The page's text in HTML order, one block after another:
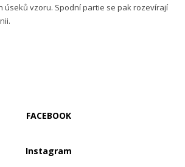
úseků vzoru. Spodní partie se pak rozevírají
FACEBOOK
Instagram